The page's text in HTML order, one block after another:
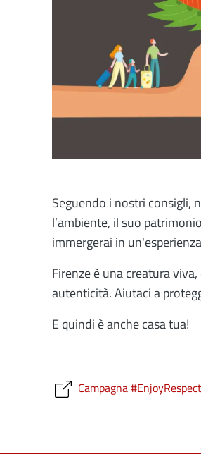
Seguendo i nostri consigli,
l’ambiente, il suo
immergerai in
Firenze è una creatura
autenticità. Aiutaci a
E quindi è anche casa tua!
Campagna